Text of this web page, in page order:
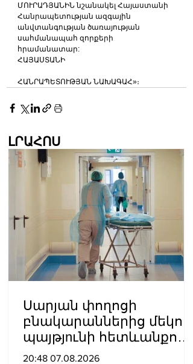
ՄՈՒՐԱԴՅԱՆԻՆ նշանակել Հայաստանի
Հանրապետության ազգային
անվտանգության ծառայության
սահմանապահ զորքերի
հրամանատար:
ՀԱՅԱՍՏԱՆԻ
ՀԱՆՐԱՊԵՏՈՒԹՅԱՆ ՆԱԽԱԳԱՀ»։
ԼՐԱՀՈՍ
Սարյան փողոցի
բնակարաններից մեկում
պայթյnւնի հետևանքով
55-ամյա տղամարդը
20:48 07.08.2026